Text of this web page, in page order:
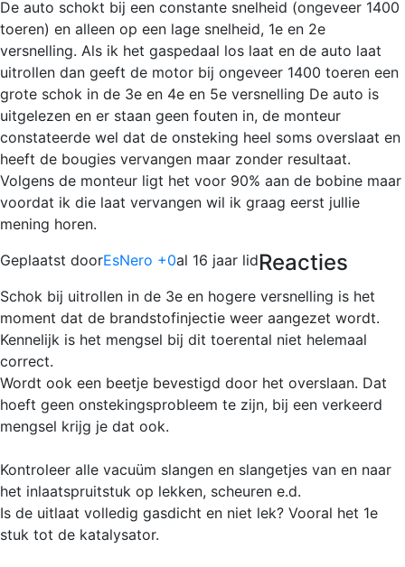
De auto schokt bij een constante snelheid (ongeveer 1400
toeren) en alleen op een lage snelheid, 1e en 2e
versnelling. Als ik het gaspedaal los laat en de auto laat
uitrollen dan geeft de motor bij ongeveer 1400 toeren een
grote schok in de 3e en 4e en 5e versnelling De auto is
uitgelezen en er staan geen fouten in, de monteur
constateerde wel dat de onsteking heel soms overslaat en
heeft de bougies vervangen maar zonder resultaat.
Volgens de monteur ligt het voor 90% aan de bobine maar
voordat ik die laat vervangen wil ik graag eerst jullie
mening horen.
Geplaatst doorEsNero +0al 16 jaar lidReacties
Schok bij uitrollen in de 3e en hogere versnelling is het
moment dat de brandstofinjectie weer aangezet wordt.
Kennelijk is het mengsel bij dit toerental niet helemaal
correct.
Wordt ook een beetje bevestigd door het overslaan. Dat
hoeft geen onstekingsprobleem te zijn, bij een verkeerd
mengsel krijg je dat ook.
Kontroleer alle vacuüm slangen en slangetjes van en naar
het inlaatspruitstuk op lekken, scheuren e.d.
Is de uitlaat volledig gasdicht en niet lek? Vooral het 1e
stuk tot de katalysator.